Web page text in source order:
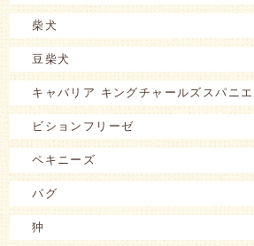
柴犬
豆柴犬
キャバリア キングチャールズスパニ
ビションフリーゼ
ペキニーズ
パグ
狆